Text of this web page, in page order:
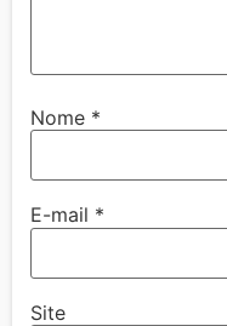
Nome *
E-mail *
Site